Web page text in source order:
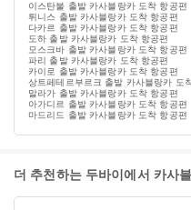
이스탄불 출발 카사블랑카 도착 항공편
튀니스 출발 카사블랑카 도착 항공편
다카르 출발 카사블랑카 도착 항공편
도하 출발 카사블랑카 도착 항공편
모스크바 출발 카사블랑카 도착 항공편
파리 출발 카사블랑카 도착 항공편
카이로 출발 카사블랑카 도착 항공편
상트페테르부르크 출발 카사블랑카 도
말라가 출발 카사블랑카 도착 항공편
아가디르 출발 카사블랑카 도착 항공편
마드리드 출발 카사블랑카 도착 항공편
더 추천하는 두바이에서 카사